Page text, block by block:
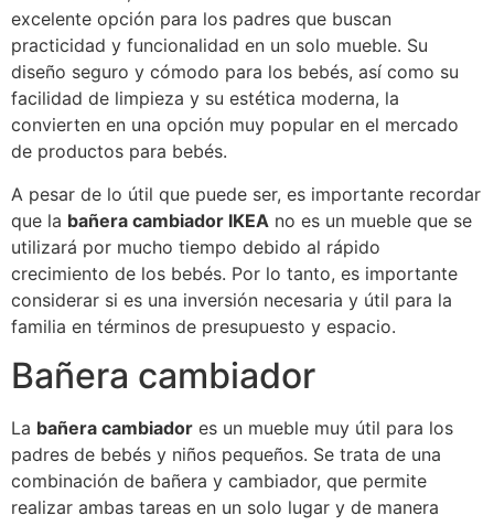
excelente opción para los padres que buscan
practicidad y funcionalidad en un solo mueble. Su
diseño seguro y cómodo para los bebés, así como su
facilidad de limpieza y su estética moderna, la
convierten en una opción muy popular en el mercado
de productos para bebés.
A pesar de lo útil que puede ser, es importante recordar
que la bañera cambiador IKEA no es un mueble que se
utilizará por mucho tiempo debido al rápido
crecimiento de los bebés. Por lo tanto, es importante
considerar si es una inversión necesaria y útil para la
familia en términos de presupuesto y espacio.
Bañera cambiador
La bañera cambiador es un mueble muy útil para los
padres de bebés y niños pequeños. Se trata de una
combinación de bañera y cambiador, que permite
realizar ambas tareas en un solo lugar y de manera